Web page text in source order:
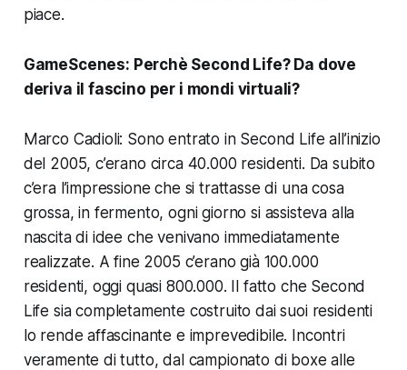
piace.
GameScenes: Perchè Second Life? Da dove
deriva il fascino per i mondi virtuali?
Marco Cadioli: Sono entrato in Second Life all’inizio
del 2005, c’erano circa 40.000 residenti. Da subito
c’era l’impressione che si trattasse di una cosa
grossa, in fermento, ogni giorno si assisteva alla
nascita di idee che venivano immediatamente
realizzate. A fine 2005 c’erano già 100.000
residenti, oggi quasi 800.000. Il fatto che Second
Life sia completamente costruito dai suoi residenti
lo rende affascinante e imprevedibile. Incontri
veramente di tutto, dal campionato di boxe alle